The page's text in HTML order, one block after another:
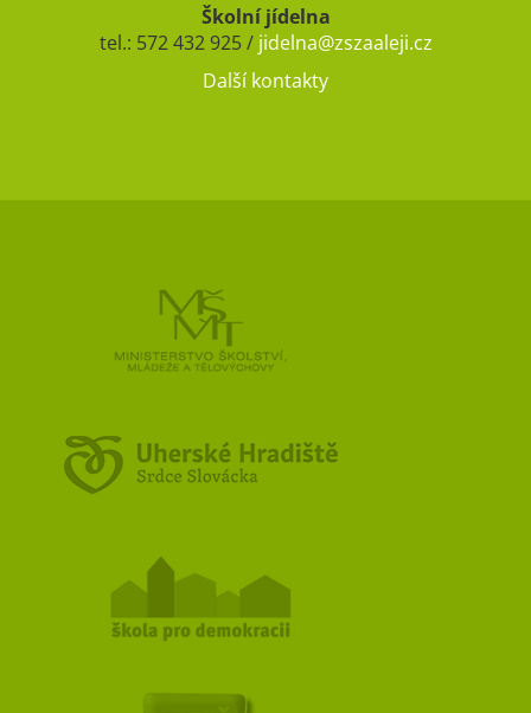
Školní jídelna
tel.: 572 432 925 / jidelna@zszaaleji.cz
Další kontakty